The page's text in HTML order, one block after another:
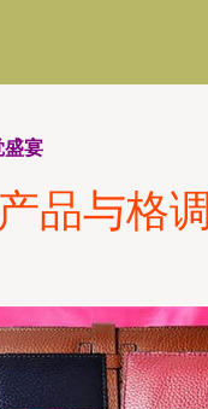
盛宴
品与格